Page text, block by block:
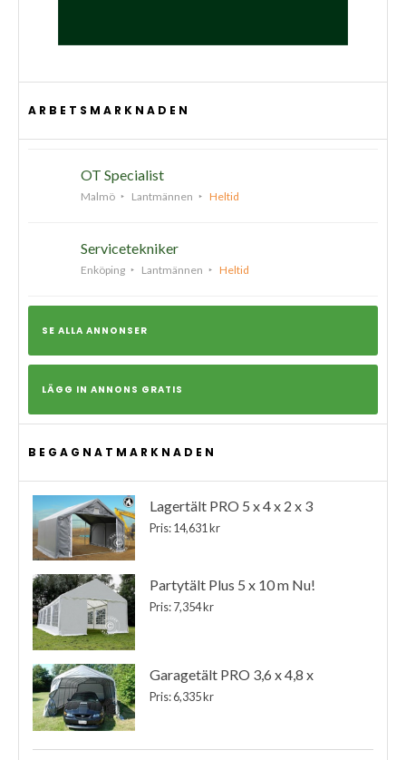
ARBETSMARKNADEN
OT Specialist
Malmö Lantmännen Heltid
Servicetekniker
Enköping Lantmännen Heltid
SE ALLA ANNONSER
LÄGG IN ANNONS GRATIS
BEGAGNATMARKNADEN
Lagertält PRO 5 x 4 x 2 x 3
Pris: 14,631 kr
Partytält Plus 5 x 10 m Nu!
Pris: 7,354 kr
Garagetält PRO 3,6 x 4,8 x
Pris: 6,335 kr